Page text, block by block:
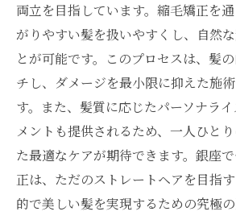
両立を目指しています。縮毛矯正を
がりやすい髪を扱いやすくし、自然
とが可能です。このプロセスは、髪
チし、ダメージを最小限に抑えた施
す。また、髪質に応じたパーソナラ
メントも提供されるため、一人ひと
た最適なケアが期待できます。銀座
正は、ただのストレートヘアを目指
的で美しい髪を実現するための究極の